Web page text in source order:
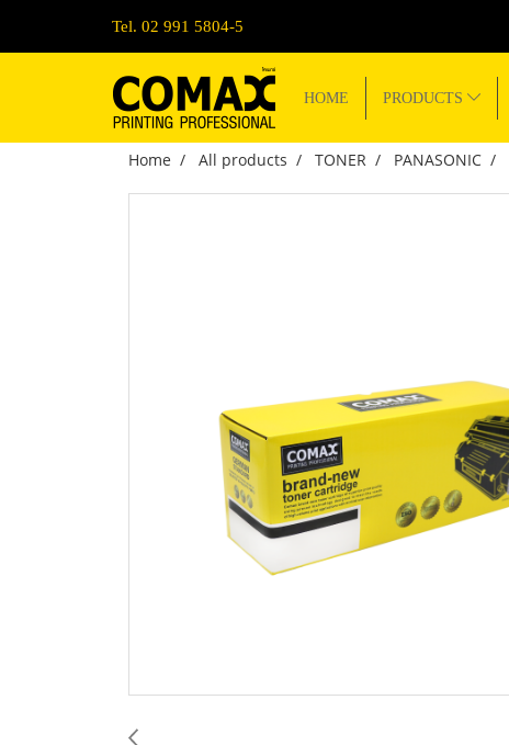
Tel. 02 991 5804-5
HOME PRODUCTS
Home All products TONER PANASONIC